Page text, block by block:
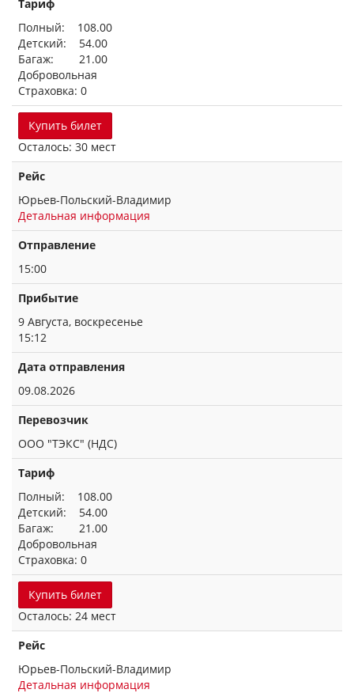
Тариф
Полный: 108.00
Детский: 54.00
Багаж: 21.00
Добровольная
Страховка: 0
Купить билет
Осталось: 30 мест
Рейс
Юрьев-Польский-Владимир
Детальная информация
Отправление
15:00
Прибытие
9 Августа, воскресенье
15:12
Дата отправления
09.08.2026
Перевозчик
ООО "ТЭКС" (НДС)
Тариф
Полный: 108.00
Детский: 54.00
Багаж: 21.00
Добровольная
Страховка: 0
Купить билет
Осталось: 24 мест
Рейс
Юрьев-Польский-Владимир
Детальная информация